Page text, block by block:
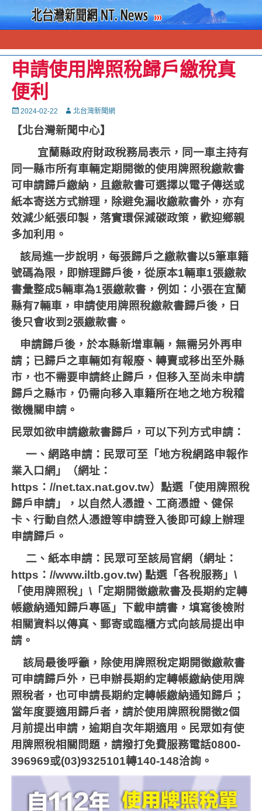
申請使用牌照稅歸戶繳稅真
便利
Posted
2024-02-22 Autor北台灣新聞網
【北台灣新聞中心】
宜蘭縣政府財政稅務局表示，同一車主持有
同一縣市所有車輛定期開徵的使用牌照稅繳款書
可申請歸戶繳納，且繳款書可選擇以電子傳送或
紙本寄送方式辦理，除避免漏收繳款書外，亦有
效減少紙張印製，落實環保減碳政策，歡迎鄉親
多加利用。
該局進一步說明，每張歸戶之繳款書以5筆車籍
號碼為限，即辦理歸戶後，從原本1輛車1張繳款
書彙整成5輛車為1張繳款書，例如：小張在宜蘭
縣有7輛車，申請使用牌照稅繳款書歸戶後，日
後只會收到2張繳款書。
申請歸戶後，於本縣新增車輛，無需另外再申
請；已歸戶之車輛如有報廢、轉賣或移出至外縣
市，也不需要申請終止歸戶，但移入至尚未申請
歸戶之縣市，仍需向移入車籍所在地之地方稅稽
徵機關申請。
民眾如欲申請繳款書歸戶，可以下列方式申請：
一、網路申請：民眾可至「地方稅網路申報作
業入口網」（網址：
https ：//net.tax.nat.gov.tw）點選「使用牌照稅
歸戶申請」，以自然人憑證、工商憑證、健保
卡、行動自然人憑證等申請登入後即可線上辦理
申請歸戶。
二、紙本申請：民眾可至該局官網（網址：
https ：//www.iltb.gov.tw) 點選「各稅服務」\
「使用牌照稅」\ 「定期開徵繳款書及長期約定轉
帳繳納通知歸戶專區」下載申請書，填寫後檢附
相關資料以傳真、郵寄或臨櫃方式向該局提出申
請。
該局最後呼籲，除使用牌照稅定期開徵繳款書
可申請歸戶外，已申辦長期約定轉帳繳納使用牌
照稅者，也可申請長期約定轉帳繳納通知歸戶；
當年度要適用歸戶者，請於使用牌照稅開徵2個
月前提出申請，逾期自次年期適用。民眾如有使
用牌照稅相關問題，請撥打免費服務電話0800-
396969或(03)9325101轉140-148洽詢。